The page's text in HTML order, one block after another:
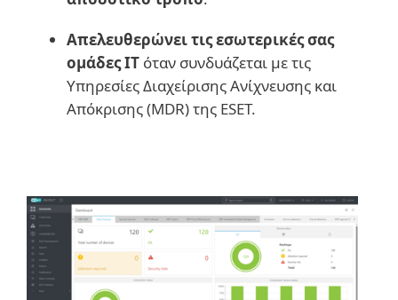
Απελευθερώνει τις εσωτερικές σας
ομάδες IT όταν συνδυάζεται με τις
Υπηρεσίες Διαχείρισης Ανίχνευσης και
Απόκρισης (MDR) της ESET.